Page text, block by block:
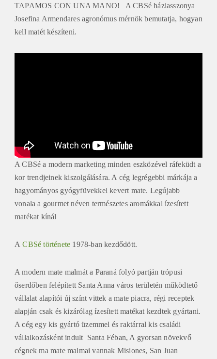
TAPAMOS CON UNA MANO! A CBSé háziasszonya
Josefina Armendares agronómus mérnök bemutatja, hogyan
kell matét készíteni.
A CBSé a modern marketing minden eszközével ráfeküdt a
kor trendjeinek kiszolgálására. A cég legrégebbi márkája a
hagyományos gyógyfüvekkel kevert mate. Legújabb
vonala a gourmet néven természetes aromákkal ízesített
matékat kínál
A CBSé története 1978-ban kezdődött.
A modern mate malmát a Paraná folyó partján trópusi
őserdőben felépített Santa Anna város területén működtető
vállalat alapítói új színt vittek a mate piacra, régi receptek
alapján csak és kizárólag ízesített matékat kezdtek gyártani.
A cég egy kis gyártó üzemmel és raktárral kis családi
vállalkozásként indult Santa Féban, A gyorsan növekvő
cégnek ma mate malmai vannak Misiones, San Juan